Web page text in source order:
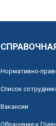
Нормативно-
Список
Вакансии
Обращение к